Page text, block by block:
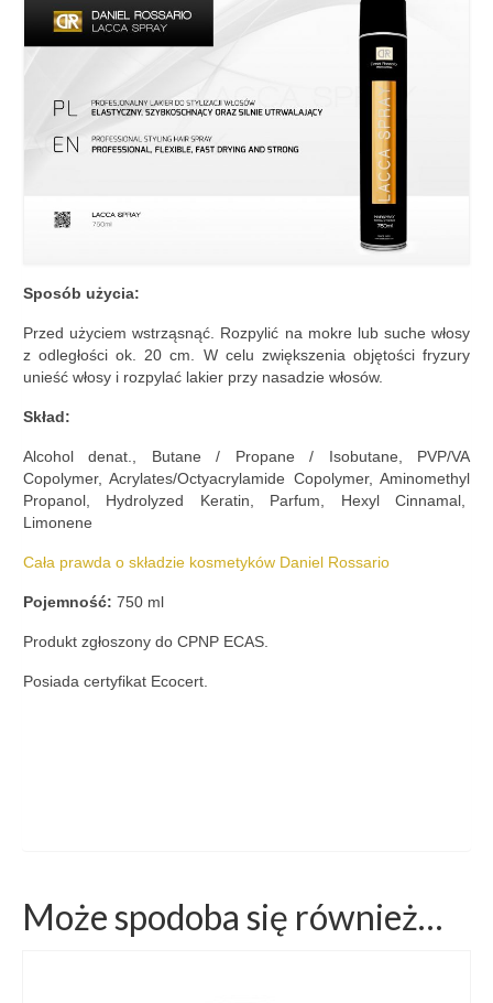
Sposób użycia:
Przed użyciem wstrząsnąć. Rozpylić na mokre lub suche włosy
z odległości ok. 20 cm. W celu zwiększenia objętości fryzury
unieść włosy i rozpylać lakier przy nasadzie włosów.
Skład:
Alcohol denat., Butane / Propane / Isobutane, PVP/VA
Copolymer, Acrylates/Octyacrylamide Copolymer, Aminomethyl
Propanol, Hydrolyzed Keratin, Parfum, Hexyl Cinnamal,
Limonene
Cała prawda o składzie kosmetyków Daniel Rossario
Pojemność: 750 ml
Produkt zgłoszony do CPNP ECAS.
Posiada certyfikat Ecocert.
Może spodoba się również…